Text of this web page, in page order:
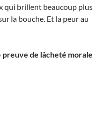
qui brillent beaucoup plus
la bouche. Et la peur au
preuve de lâcheté morale